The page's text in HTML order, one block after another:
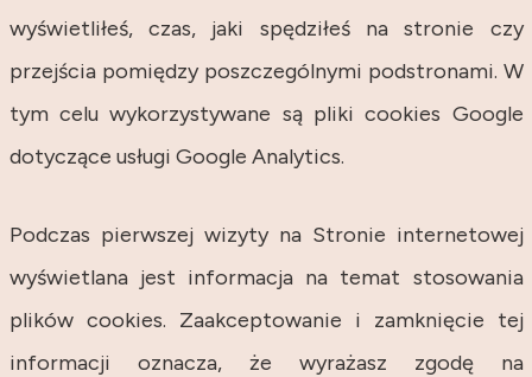
wyświetliłeś, czas, jaki spędziłeś na stronie czy
przejścia pomiędzy poszczególnymi podstronami. W
tym celu wykorzystywane są pliki cookies Google
dotyczące usługi Google Analytics.
Podczas pierwszej wizyty na Stronie internetowej
wyświetlana jest informacja na temat stosowania
plików cookies. Zaakceptowanie i zamknięcie tej
informacji oznacza, że wyrażasz zgodę na